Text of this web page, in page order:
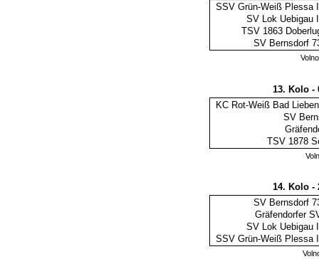
SSV Grün-Weiß Plessa
SV Lok Uebigau
TSV 1863
SV Bernsdorf
13. Kolo -
KC Rot-Weiß Bad
SV
TSV 1878
14. Kolo -
SV Bernsdorf
Gräfendorfer
SV Lok Uebigau
SSV Grün-Weiß Plessa